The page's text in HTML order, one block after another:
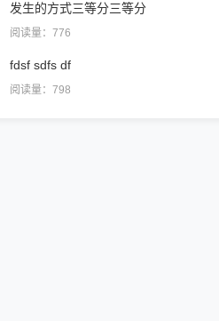
发生的方式三等分三等分
阅读量：776
fdsf sdfs df
阅读量：798